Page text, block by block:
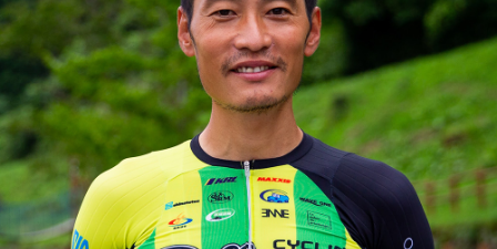
加盟・登録
エントリー
JBCF ROAD SERIESとは